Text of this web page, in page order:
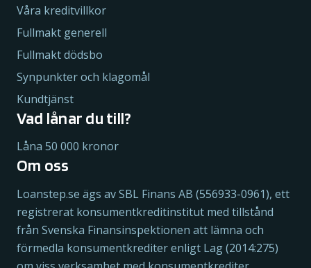
Våra kreditvillkor
Fullmakt generell
Fullmakt dödsbo
Synpunkter och klagomål
Kundtjänst
Vad lånar du till?
Låna 50 000 kronor
Om oss
Loanstep.se ägs av SBL Finans AB (556933-0961), ett
registrerat konsumentkreditinstitut med tillstånd
från Svenska Finansinspektionen att lämna och
förmedla konsumentkrediter enligt Lag (2014:275)